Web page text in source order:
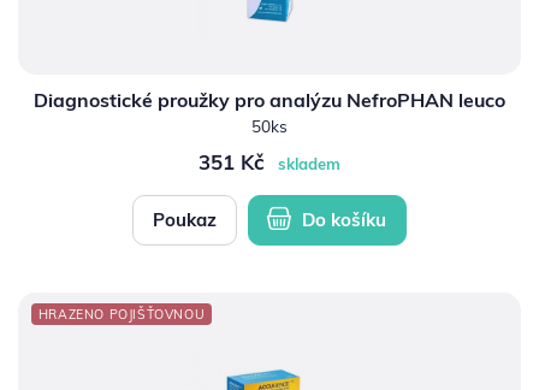
Diagnostické proužky pro analýzu NefroPHAN leuco
50ks
351 Kč skladem
Poukaz Do košíku
HRAZENO POJIŠŤOVNOU